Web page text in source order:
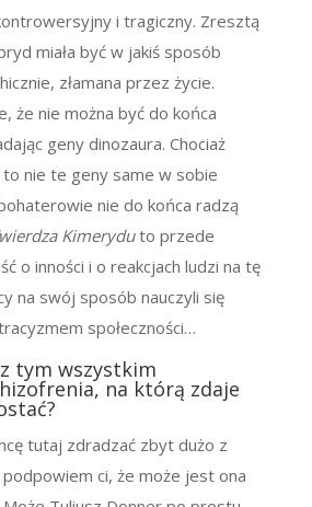
i tragiczny. Zresztą
miała być w jakiś sposób
złamana przez życie.
że nie można być do końca
geny dinozaura. Chociaż
nie te geny same w sobie
nie do końca radzą
Kimeryduto przede
o inności i o reakcjach ludzi na tę
na swój sposób nauczyli się
społeczności…
tym wszystkim
na którą zdaje
tutaj zdradzać zbyt dużo z
podpowiem ci, że może jest ona